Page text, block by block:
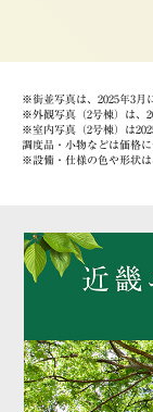
※街並写真は、2025年3月
※外観写真（2号棟）は、
※室内写真（2号棟）は
調度品・小物などは価格に
※設備・仕様の色や形状は